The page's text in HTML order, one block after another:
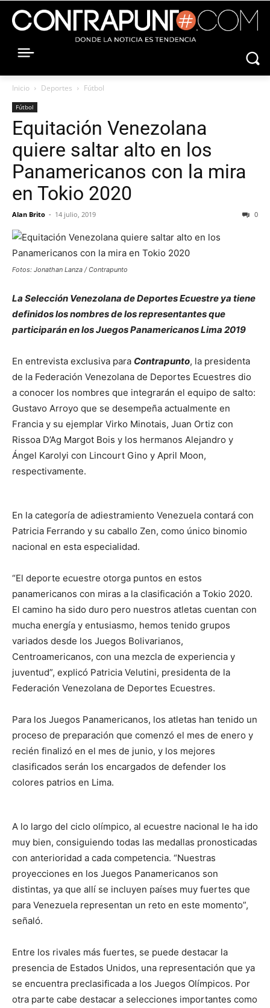
Inicio Deportes Fútbol
Fútbol
Equitación Venezolana
quiere saltar alto en los
Panamericanos con la mira
en Tokio 2020
Alan Brito - 14 julio, 2019 0
Fotos: Jonathan Lanza / Contrapunto
La Selección Venezolana de Deportes Ecuestre ya tiene
definidos los nombres de los representantes que
participarán en los Juegos Panamericanos Lima 2019
En entrevista exclusiva para Contrapunto, la presidenta
de la Federación Venezolana de Deportes Ecuestres dio
a conocer los nombres que integrarán el equipo de salto:
Gustavo Arroyo que se desempeña actualmente en
Francia y su ejemplar Virko Minotais, Juan Ortiz con
Rissoa D’Ag Margot Bois y los hermanos Alejandro y
Ángel Karolyi con Lincourt Gino y April Moon,
respectivamente.
En la categoría de adiestramiento Venezuela contará con
Patricia Ferrando y su caballo Zen, como único binomio
nacional en esta especialidad.
“El deporte ecuestre otorga puntos en estos
panamericanos con miras a la clasificación a Tokio 2020.
El camino ha sido duro pero nuestros atletas cuentan con
mucha energía y entusiasmo, hemos tenido grupos
variados desde los Juegos Bolivarianos,
Centroamericanos, con una mezcla de experiencia y
juventud”, explicó Patricia Velutini, presidenta de la
Federación Venezolana de Deportes Ecuestres.
Para los Juegos Panamericanos, los atletas han tenido un
proceso de preparación que comenzó el mes de enero y
recién finalizó en el mes de junio, y los mejores
clasificados serán los encargados de defender los
colores patrios en Lima.
A lo largo del ciclo olímpico, al ecuestre nacional le ha ido
muy bien, consiguiendo todas las medallas pronosticadas
con anterioridad a cada competencia. “Nuestras
proyecciones en los Juegos Panamericanos son
distintas, ya que allí se incluyen países muy fuertes que
para Venezuela representan un reto en este momento”,
señaló.
Entre los rivales más fuertes, se puede destacar la
presencia de Estados Unidos, una representación que ya
se encuentra preclasificada a los Juegos Olímpicos. Por
otra parte cabe destacar a selecciones importantes como